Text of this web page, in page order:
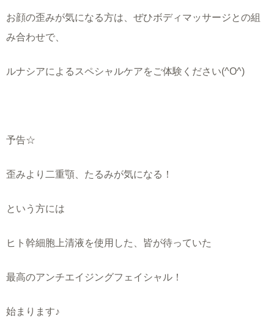
お顔の歪みが気になる方は、ぜひボディマッサージとの組
み合わせで、
ルナシアによるスペシャルケアをご体験ください(^O^)
予告☆
歪みより二重顎、たるみが気になる！
という方には
ヒト幹細胞上清液を使用した、皆が待っていた
最高のアンチエイジングフェイシャル！
始まります♪